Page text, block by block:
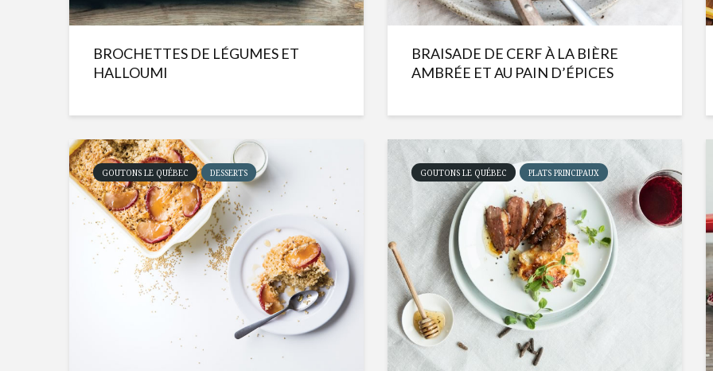
BROCHETTES DE LÉGUMES ET
HALLOUMI
BRAISADE DE CERF À LA BIÈRE
AMBRÉE ET AU PAIN D’ÉPICES
GOUTONS LE QUÉBEC DESSERTS GOUTONS LE QUÉBEC PLATS PRINCIPAUX